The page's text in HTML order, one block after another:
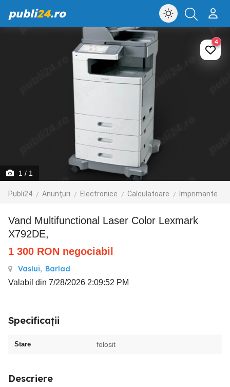
publi24.ro
1 / 1
Publi24 Anunțuri Electronice Calculatoare Imprimante
4
Vand Multifunctional Laser Color Lexmark
X792DE,
1 300 RON negociabil
Vaslui, Barlad
Valabil din 7/28/2026 2:09:52 PM
Specificații
Stare folosit
Descriere